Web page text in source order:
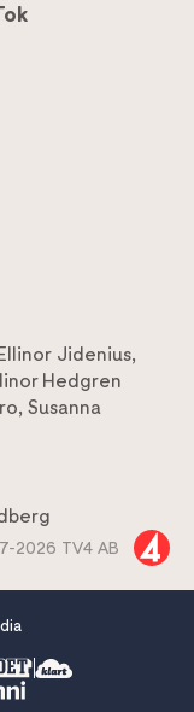
Ellinor Jidenius,
Hedgren
, Susanna
2026 TV4 AB